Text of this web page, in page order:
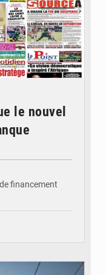
le nouvel
financement